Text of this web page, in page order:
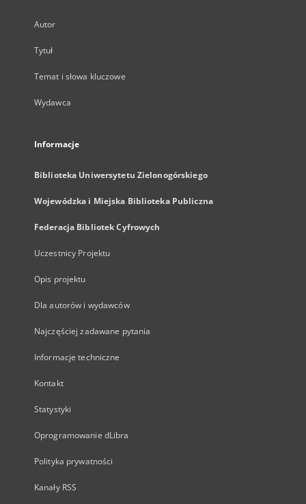
Autor
Tytuł
Temat i słowa kluczowe
Wydawca
Informacje
Biblioteka Uniwersytetu Zielonogórskiego
Wojewódzka i Miejska Biblioteka Publiczna
Federacja Bibliotek Cyfrowych
Uczestnicy Projektu
Opis projektu
Dla autorów i wydawców
Najczęściej zadawane pytania
Informacje techniczne
Kontakt
Statystyki
Oprogramowanie dLibra
Polityka prywatności
Kanały RSS